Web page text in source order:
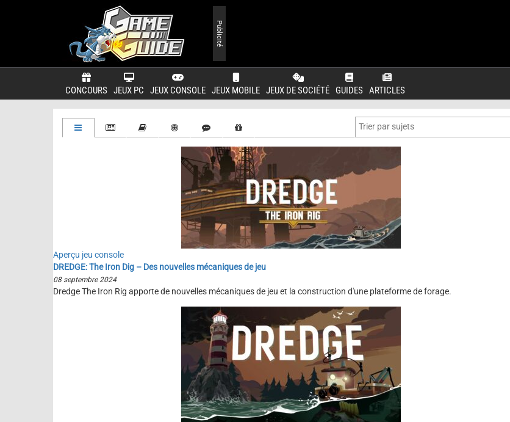
CONCOURS JEUX PC JEUX CONSOLE JEUX MOBILE JEUX DE SOCIÉTÉ GUIDES ARTICLES
Publicité
Aperçu jeu console
DREDGE: The Iron Dig – Des nouvelles mécaniques de jeu
08 septembre 2024
Dredge The Iron Rig apporte de nouvelles mécaniques de jeu et la construction d'une plateforme de forage.